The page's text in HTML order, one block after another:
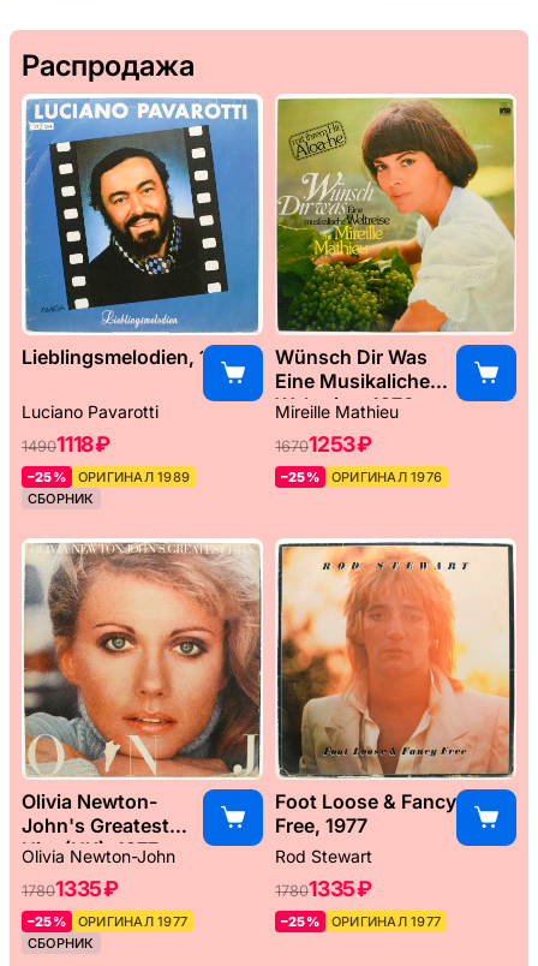
Распродажа
Lieblingsmelodien, 1989
Luciano Pavarotti
14901118 ₽
–25%
ОРИГИНАЛ 1989
СБОРНИК
Wünsch Dir Was
Eine Musikaliche
Weltreise, 1976
Mireille Mathieu
16701253 ₽
–25% ОРИГИНАЛ 1976
Olivia Newton-
John's Greatest
Hits (UK), 1977
Olivia Newton-John
17801335 ₽
–25%
ОРИГИНАЛ 1977
СБОРНИК
Foot Loose & Fancy
Free, 1977
Rod Stewart
17801335 ₽
–25% ОРИГИНАЛ 1977